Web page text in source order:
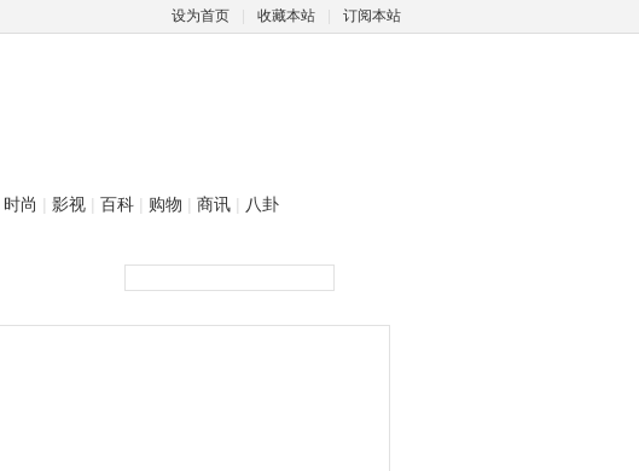
设为首页 收藏本站 订阅本站
时尚 | 影视 | 百科 | 购物 | 商讯 | 八卦